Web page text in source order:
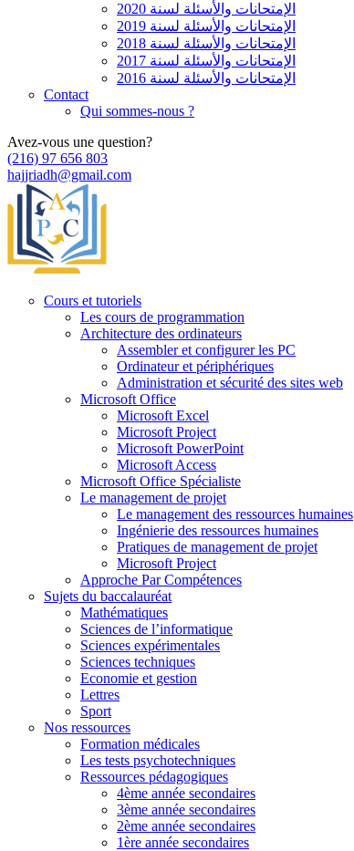
الإمتحانات والأسئلة لسنة 2020
الإمتحانات والأسئلة لسنة 2019
الإمتحانات والأسئلة لسنة 2018
الإمتحانات والأسئلة لسنة 2017
الإمتحانات والأسئلة لسنة 2016
Contact
Qui sommes-nous ?
Avez-vous une question?
(216) 97 656 803
hajjriadh@gmail.com
Cours et tutoriels
Les cours de programmation
Architecture des ordinateurs
Assembler et configurer les PC
Ordinateur et périphériques
Administration et sécurité des sites web
Microsoft Office
Microsoft Excel
Microsoft Project
Microsoft PowerPoint
Microsoft Access
Microsoft Office Spécialiste
Le management de projet
Le management des ressources humaines
Ingénierie des ressources humaines
Pratiques de management de projet
Microsoft Project
Approche Par Compétences
Sujets du baccalauréat
Mathématiques
Sciences de l’informatique
Sciences expérimentales
Sciences techniques
Economie et gestion
Lettres
Sport
Nos ressources
Formation médicales
Les tests psychotechniques
Ressources pédagogiques
4ème année secondaires
3ème année secondaires
2ème année secondaires
1ère année secondaires